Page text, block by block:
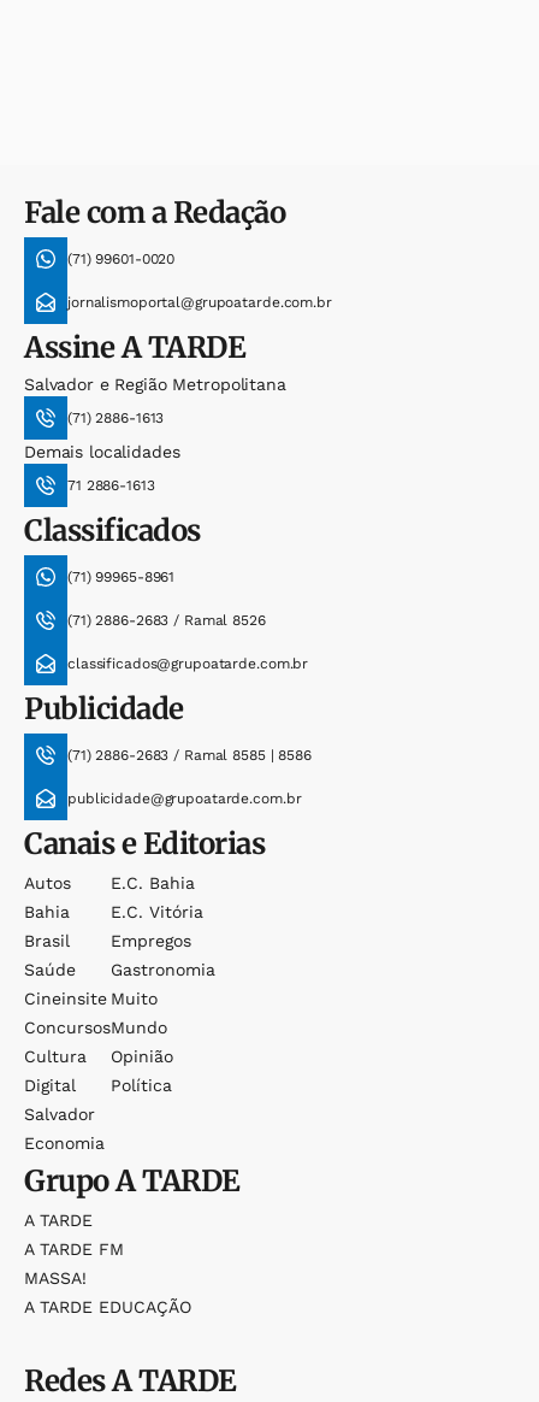
Fale com a Redação
(71) 99601-0020
jornalismoportal@grupoatarde.com.br
AssineA TARDE
Salvador e Região Metropolitana
(71) 2886-1613
Demais localidades
71 2886-1613
Classificados
(71) 99965-8961
(71) 2886-2683 / Ramal 8526
classificados@grupoatarde.com.br
Publicidade
(71) 2886-2683 / Ramal 8585 | 8586
publicidade@grupoatarde.com.br
Canais e Editorias
Autos
Bahia
Brasil
Saúde
Cineinsite
Concursos
Cultura
Digital
Salvador
Economia
E.c. Bahia
E.c. Vitória
Empregos
Gastronomia
Muito
Mundo
Opinião
Política
GrupoA TARDE
A TARDE
A TARDE FM
MASSA!
A TARDE EDUCAÇÃO
RedesA TARDE